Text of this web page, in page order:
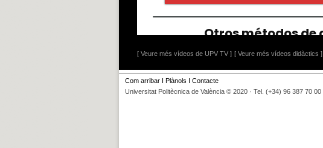
[ Veure més vídeos de UPV TV ] [ Veure més vídeos didàctics ]
Com arribar I Plànols I Contacte
Universitat Politècnica de València © 2020 · Tel. (+34) 96 387 70 00